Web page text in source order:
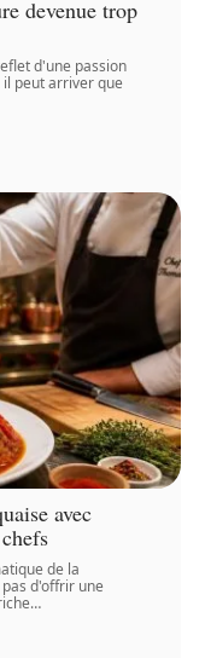
devenue trop
d'une passion
peut arriver que
avec
de la
d'offrir une
…